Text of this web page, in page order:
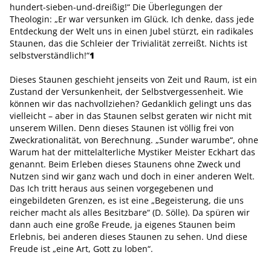
hundert-sieben-und-dreißig!“ Die Überlegungen der
Theologin: „Er war versunken im Glück. Ich denke, dass jede
Entdeckung der Welt uns in einen Jubel stürzt, ein radikales
Staunen, das die Schleier der Trivialität zerreißt. Nichts ist
selbstverständlich!“1
Dieses Staunen geschieht jenseits von Zeit und Raum, ist ein
Zustand der Versunkenheit, der Selbstvergessenheit. Wie
können wir das nachvollziehen? Gedanklich gelingt uns das
vielleicht – aber in das Staunen selbst geraten wir nicht mit
unserem Willen. Denn dieses Staunen ist völlig frei von
Zweckrationalität, von Berechnung. „Sunder warumbe“, ohne
Warum hat der mittelalterliche Mystiker Meister Eckhart das
genannt. Beim Erleben dieses Staunens ohne Zweck und
Nutzen sind wir ganz wach und doch in einer anderen Welt.
Das Ich tritt heraus aus seinen vorgegebenen und
eingebildeten Grenzen, es ist eine „Begeisterung, die uns
reicher macht als alles Besitzbare“ (D. Sölle). Da spüren wir
dann auch eine große Freude, ja eigenes Staunen beim
Erlebnis, bei anderen dieses Staunen zu sehen. Und diese
Freude ist „eine Art, Gott zu loben“.